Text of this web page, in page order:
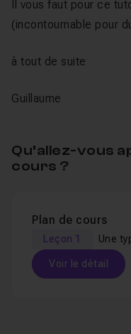
Il vous faut pour ce
(incontournable pour
à tout de suite
Guillaume
Qu’allez-vous
cours ?
Plan de cours
Leçon 1 Une
Voir le détail